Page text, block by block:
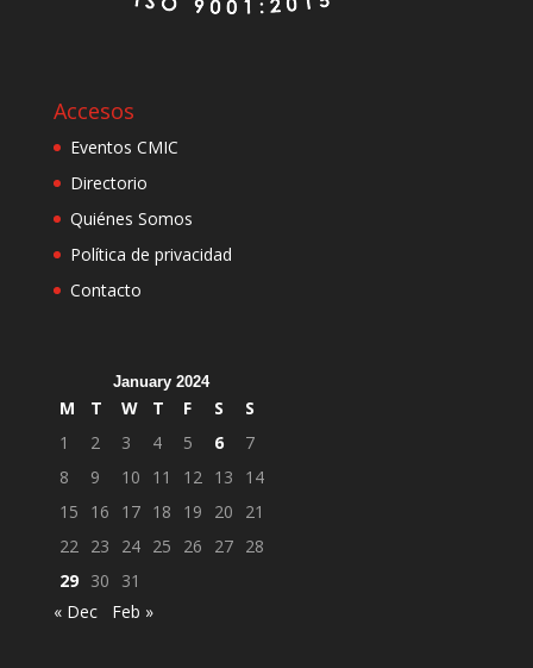
Accesos
Eventos CMIC
Directorio
Quiénes Somos
Política de privacidad
Contacto
January 2024
M T W T F S
S
1
2 3 4 5 6
7
8
9 10 11 12 13
14
15
16 17 18 19 20
21
22 23 24 25 26 27 28
29 30
31
« Dec
Feb »